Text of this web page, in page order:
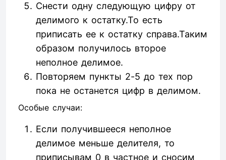
Снести одну следующую цифру от
делимого к остатку.То есть
приписать ее к остатку справа.Таким
образом получилось второе
неполное делимое.
Повторяем пункты 2-5 до тех пор
пока не останется цифр в делимом.
Особые случаи:
Если получившееся неполное
делимое меньше делителя, то
приписывам 0 в частное и сносим